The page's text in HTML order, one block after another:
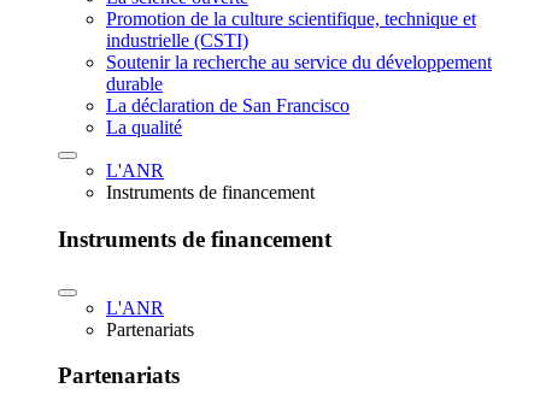
Promotion de la culture scientifique, technique et
industrielle (CSTI)
Soutenir la recherche au service du développement
durable
La déclaration de San Francisco
La qualité
L'ANR
Instruments de financement
Instruments de financement
L'ANR
Partenariats
Partenariats